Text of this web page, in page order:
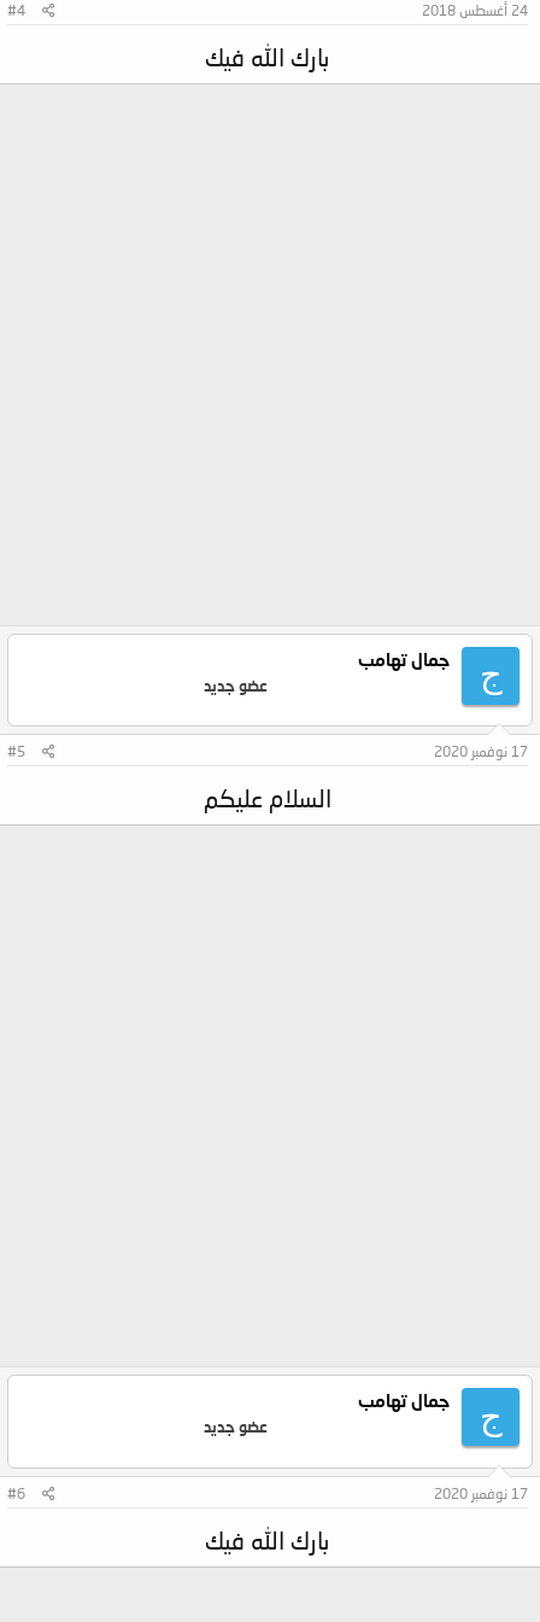
24 أغسطس 2018 #4
بارك الله فيك
ج جمال تهامب
عضو جديد
17 نوفمبر 2020 #5
السلام عليكم
ج جمال تهامب
عضو جديد
17 نوفمبر 2020 #6
بارك الله فيك